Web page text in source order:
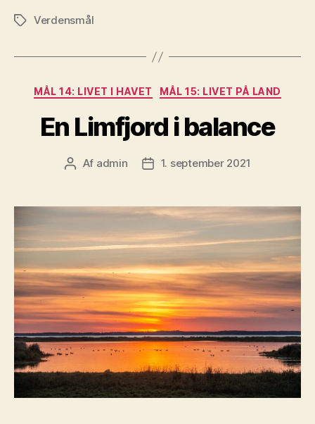
TagsVerdensmål
Kategorier
MÅL 14: LIVET I HAVET MÅL 15: LIVET PÅ LAND
En Limfjord i balance
Indlægsforfatter
Af admin Indlægsdato
1. september 2021